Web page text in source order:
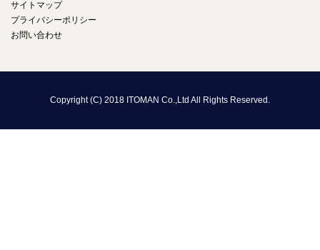
サイトマップ
プライバシーポリシー
お問い合わせ
Copyright (C) 2018 ITOMAN Co.,Ltd All Rights Reserved.